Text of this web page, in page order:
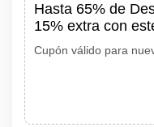
Hasta 65% de
15% extra con
Cupón válido para